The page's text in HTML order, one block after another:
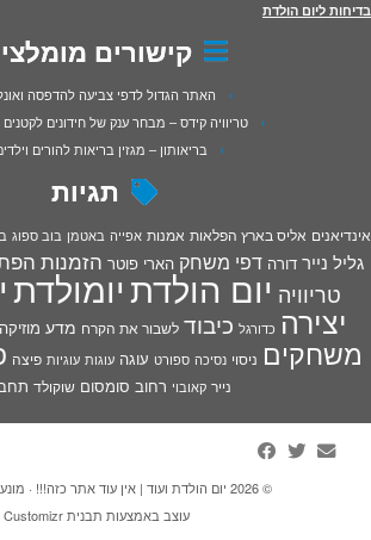
בדיחות ליום הולדת
קישורים
האתר הגדול לדפי צביעה להדפסה
טריוויה קידס – מבחר ענק של חידונים לקטנים
בריאותון – מגזין בריאות להורים
תגיות
אינדיאנים אליס בארץ הפלאות אמנות אפייה באטמן בוב ספוג
גליל נייר דורה דפי משחק הארי פוטר הזמנות
טריוויה יום הולדתיומולדת
יצירה כדורגל כיבוד לשבור את הקרח מדע מוזיקה
משחקים ניסוי נסיכה ספורט עוגה עוגות עוגיות פיצה
נייר קאובוי רחוב סומסום שוקולד
© 2026 יום הולדת ועוד | אין עוד אתר כזה!!! ·
עוצב באמצעות תבנית Customizr